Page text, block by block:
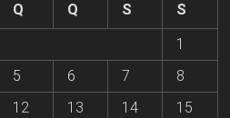
Q Q S
S
1
5 6 7
8
12 13 14 15